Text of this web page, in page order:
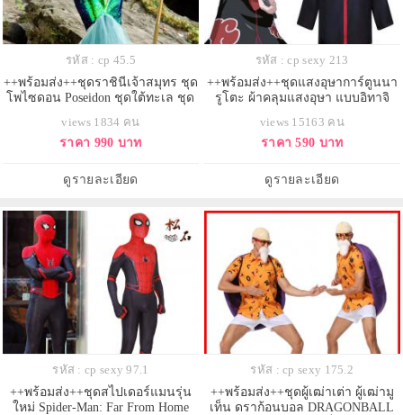
รหัส : cp 45.5
++พร้อมส่ง++ชุดราชินีเจ้าสมุทร ชุด
โพไซดอน Poseidon ชุดใต้ทะเล ชุด
views 1834 คน
ราคา 990 บาท
ดูรายละเอียด
รหัส : cp sexy 213
++พร้อมส่ง++ชุดแสงอุษาการ์ตูนนา
รูโตะ ผ้าคลุมแสงอุษา แบบอิทาจิ
views 15163 คน
ราคา 590 บาท
ดูรายละเอียด
รหัส : cp sexy 97.1
++พร้อมส่ง++ชุดสไปเดอร์แมนรุ่น
ใหม่ Spider-Man: Far From Home
รหัส : cp sexy 175.2
++พร้อมส่ง++ชุดผู้เฒ่าเต่า ผู้เฒ่ามู
เท็น ดราก้อนบอล DRAGONBALL